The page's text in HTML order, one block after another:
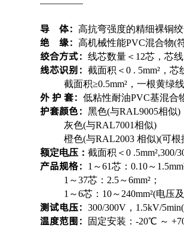
导 体：高抗弯强度的精细裸铜
绝 缘：高机械性能PVC混合物(
绞合方式：线芯数量＜12芯，芯
线芯识别：截面积＜0 . 5mm²，芯
截面积≥0.5mm²，一根黄绿线
外 护 套：低粘性耐油PVC基混合
护套颜色：黑色(与RAL9005相似)
灰色(与RAL7001相似)
橙色(与RAL2003 相似)(可根
额定电压：截面积＜0 .5mm²,300/
产品规格：
1～61芯：0.10～
1～37芯：2.5～6mm²；
1～6芯：10～240mm²(电压及
测试电压：300/300V，1.5kV/
温度范围： 固定安装：-20℃ ～